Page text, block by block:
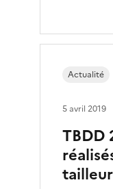
TBDD
Actualité
5 avril 2019